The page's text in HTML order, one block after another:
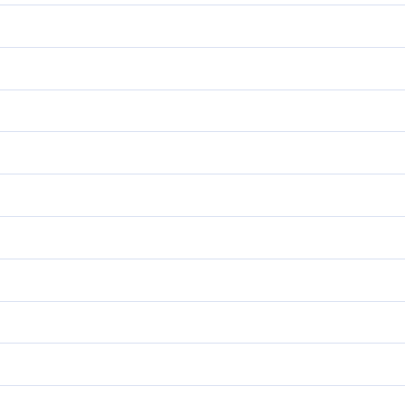
kılanlar ve kendilerine verdiğimiz rızıktan (Allah
umabilirler.
namazı dosdoğru kılanlar ve kendilerine rızık
zarara uğramayacak bir ticareti umabilirler.
hükümleriyle amel etmek ve başkalarına da
kılanlar, kendilerine rızık olarak verdiğimiz şeylerden
(sevap) umabilirler.
dosdoğru kılanlar ve kendilerine rızık olarak
uğramıyacak, yok olmayacak bir ticaret umarlar.
kılanlar ve kendilerine verdiğimiz rızıktan (Allah için)
umabilirler.
namazı gözetenler ve kendilerine verdiğimiz rızıklardan
umarlar.
kılan ve kendilerine verdiğimiz rızıktan gizli ve açık
umarlar.
kılanlar, kendilerine verdiğimiz rızıkların bir
zarar etmeyecek bir ticaret yaptıklarını umabilirler.
okuyanlar, namazı dosdoğru kılanlar ve kendilerine rızık
zarara uğramayacak bir ticareti umabilirler.
devam edenler, namazı dosdoğru kılanlar, kendilerini